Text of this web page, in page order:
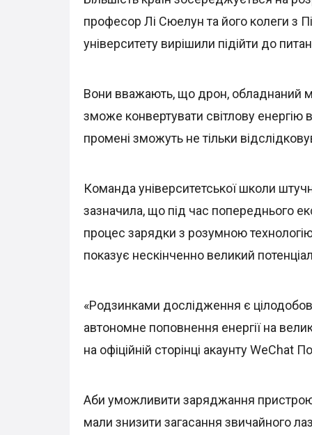
професор Лі Сюелун та його колеги з
університету вирішили підійти до
Вони вважають, що дрон, обладнаний
зможе конвертувати світлову енергію
промені зможуть не тільки
Команда університетської школи
зазначила, що під час попереднього
процес зарядки з розумною
показує нескінченно великий
«Родзинками дослідження є
автономне поповнення енергії на
на офіційній сторінці акаунту WeChat
Аби уможливити заряджання пристрою
мали знизити загасання звичайного